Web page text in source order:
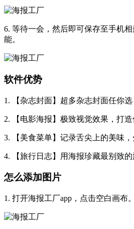
6. 等待一会，然后即可保存至手机
能。
软件优势
1. 【杂志封面】超多杂志封面任你
2. 【电影海报】极致视觉效果，打造
3. 【美食菜单】记录舌尖上的美味，
4. 【旅行日志】用海报珍藏最别致的
怎么添加图片
1. 打开海报工厂app，点击空白画布。